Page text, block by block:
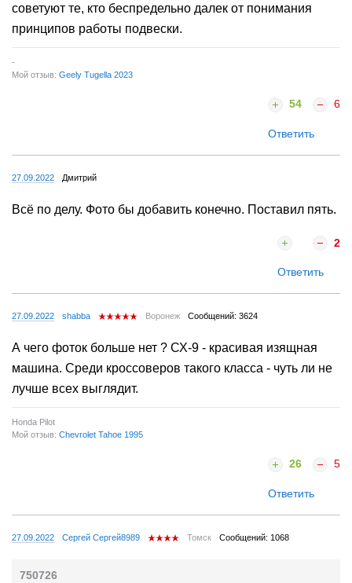
советуют те, кто беспредельно далек от понимания
принципов работы подвески.
-
Мой отзыв: Geely Tugella 2023
54 6
Ответить
27.09.2022 Дмитрий
Всё по делу. Фото бы добавить конечно. Поставил пять.
2
Ответить
27.09.2022 shabba Воронеж Сообщений: 3624
А чего фоток больше нет ? СХ-9 - красивая изящная
машина. Среди кроссоверов такого класса - чуть ли не
лучше всех выглядит.
Honda Pilot
Мой отзыв: Chevrolet Tahoe 1995
26 5
Ответить
27.09.2022 Сергей Сергей8989 Томск Сообщений: 1068
750726